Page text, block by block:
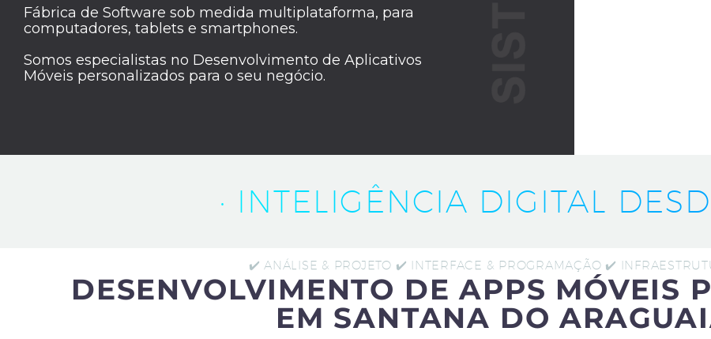
Fábrica de Software sob medida multiplataforma, para
computadores, tablets e smartphones.
Somos especialistas no Desenvolvimento de Aplicativos
Móveis personalizados para o seu negócio.
· INTELIGÊNCIA DIGITAL
✔️ ANÁLISE & PROJETO ✔️ INTERFACE & PROGRAMAÇÃO ✔️
DESENVOLVIMENTO DE APPS MÓVEIS
EM SANTANA DO